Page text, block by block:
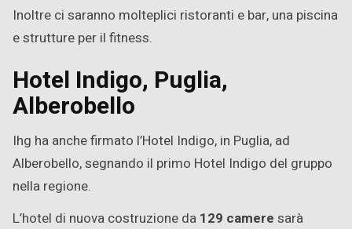
Inoltre ci saranno molteplici ristoranti e bar, una piscina
e strutture per il fitness.
Hotel Indigo, Puglia,
Alberobello
Ihg ha anche firmato l’Hotel Indigo, in Puglia, ad
Alberobello, segnando il primo Hotel Indigo del gruppo
nella regione.
L’hotel di nuova costruzione da 129 camere sarà